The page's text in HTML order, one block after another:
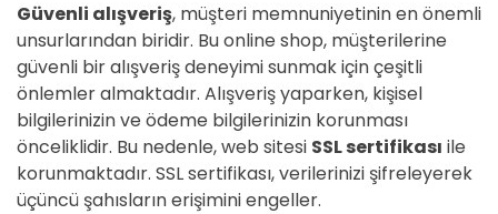
Güvenli alışveriş, müşteri memnuniyetinin en önemli
unsurlarından biridir. Bu online shop, müşterilerine
güvenli bir alışveriş deneyimi sunmak için çeşitli
önlemler almaktadır. Alışveriş yaparken, kişisel
bilgilerinizin ve ödeme bilgilerinizin korunması
önceliklidir. Bu nedenle, web sitesi SSL sertifikası ile
korunmaktadır. SSL sertifikası, verilerinizi şifreleyerek
üçüncü şahısların erişimini engeller.